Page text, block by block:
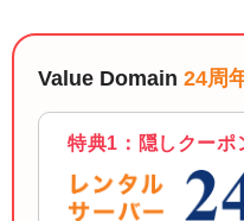
以下
Google
Value Domain 24周
特典1：隠しクーポ